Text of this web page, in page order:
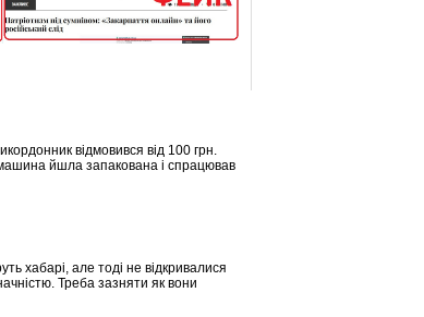
відмовився від 100 грн.
йшла запакована і спрацював
хабарі, але тоді не відкривалися
Треба зазняти як вони